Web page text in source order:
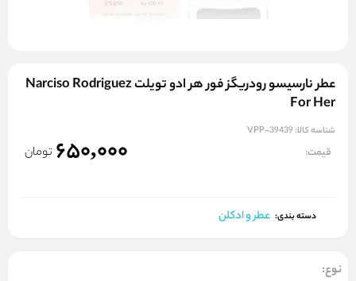
عطر نارسیسو رودریگز فور هر ادو تویلت Narciso Rodriguez
For Her
شناسه کالا: VPP-39439
قیمت: 650,000 تومان
دسته بندی: عطر و ادکلن
نوع: